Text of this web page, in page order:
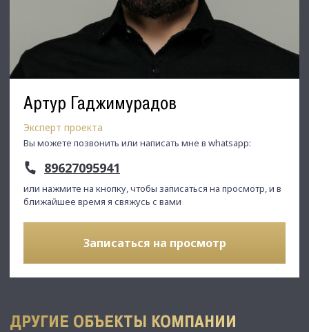
Артур Гаджимурадов
Эксперт проекта
Вы можете позвонить или написать мне в whatsapp:
89627095941
или нажмите на кнопку, чтобы записаться на просмотр, и в
ближайшее время я свяжусь с вами
Записаться на просмотр
ДРУГИЕ ОБЪЕКТЫ КОМПАНИИ